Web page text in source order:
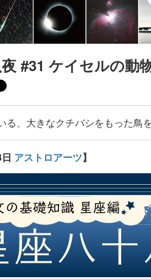
#31 ケイセルの動
る、大きなクチバシをもった鳥
アストロアーツ】